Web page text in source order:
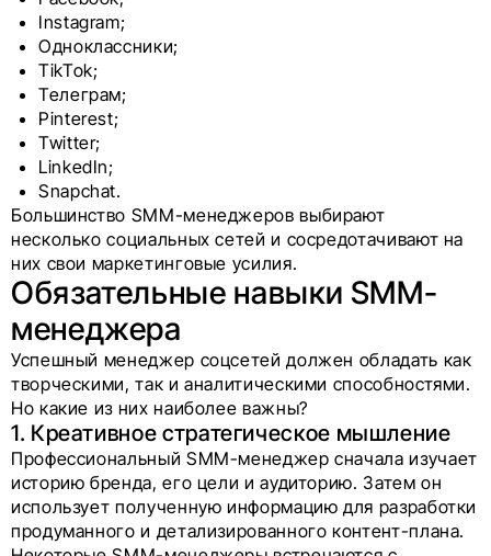
Instagram;
Одноклассники;
TikTok;
Телеграм;
Pinterest;
Twitter;
LinkedIn;
Snapchat.
Большинство SMM-менеджеров выбирают
несколько социальных сетей и сосредотачивают на
них свои маркетинговые усилия.
Обязательные навыки SMM-
менеджера
Успешный менеджер соцсетей должен обладать как
творческими, так и аналитическими способностями.
Но какие из них наиболее важны?
1. Креативное стратегическое мышление
Профессиональный SMM-менеджер сначала изучает
историю бренда, его цели и аудиторию. Затем он
использует полученную информацию для разработки
продуманного и детализированного контент-плана.